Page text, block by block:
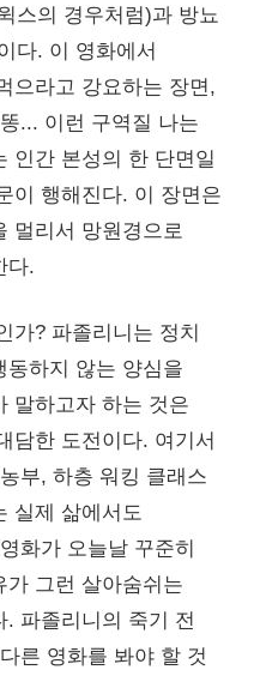
스의 경우처럼)과 방뇨
다. 이 영화에서
으라고 강요하는 장면,
... 이런 구역질 나는
인간 본성의 한 단면일
이 행해진다. 이 장면은
멀리서 망원경으로
다.
가? 파졸리니는 정치
동하지 않는 양심을
말하고자 하는 것은
담한 도전이다. 여기서
부, 하층 워킹 클래스
실제 삶에서도
화가 오늘날 꾸준히
가 그런 살아숨쉬는
파졸리니의 죽기 전
른 영화를 봐야 할 것